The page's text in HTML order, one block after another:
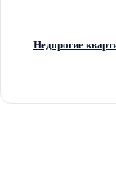
Недорогие